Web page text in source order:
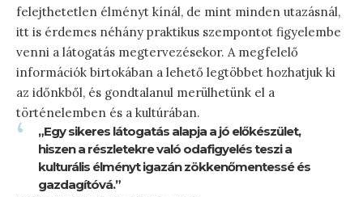
felejthetetlen élményt kínál, de mint minden utazásnál,
itt is érdemes néhány praktikus szempontot figyelembe
venni a látogatás megtervezésekor. A megfelelő
információk birtokában a lehető legtöbbet hozhatjuk ki
az időnkből, és gondtalanul merülhetünk el a
történelemben és a kultúrában.
„Egy sikeres látogatás alapja a jó előkészület,
hiszen a részletekre való odafigyelés teszi a
kulturális élményt igazán zökkenőmentessé és
gazdagítóvá.”